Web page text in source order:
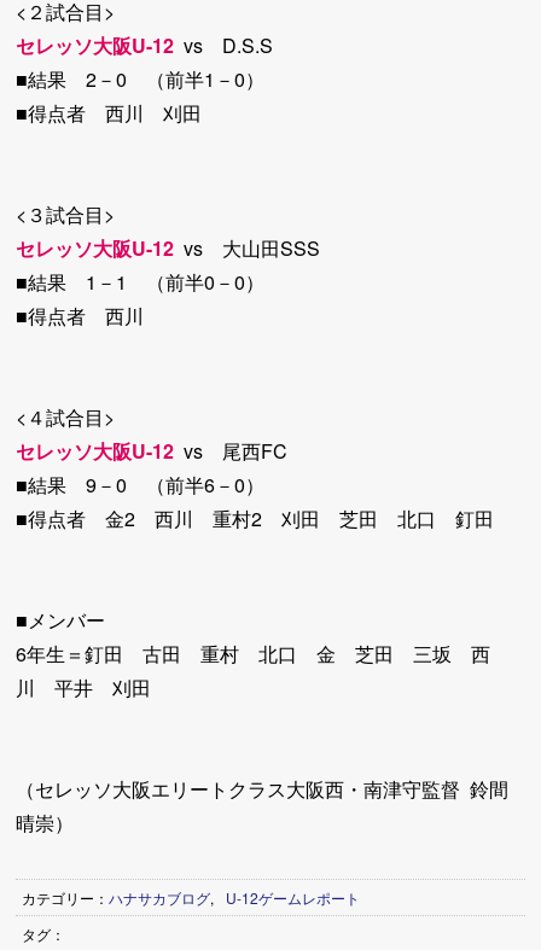
<２試合目>
セレッソ大阪U-12 vs D.S.S
■結果 2－0 （前半1－0）
■得点者 西川 刈田
<３試合目>
セレッソ大阪U-12 vs 大山田SSS
■結果 1－1 （前半0－0）
■得点者 西川
<４試合目>
セレッソ大阪U-12 vs 尾西FC
■結果 9－0 （前半6－0）
■得点者 金2 西川 重村2 刈田 芝田 北口 釘田
■メンバー
6年生＝釘田 古田 重村 北口 金 芝田 三坂 西
川 平井 刈田
（セレッソ大阪エリートクラス大阪西・南津守監督 鈴間
晴崇）
カテゴリー：ハナサカブログ,
U-12ゲームレポート
タグ：